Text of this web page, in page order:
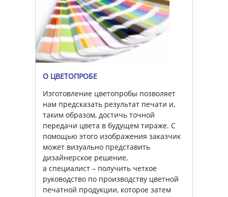
О ЦВЕТОПРОБЕ
Изготовление цветопробы позволяет
нам предсказать результат печати и,
таким образом, достичь точной
передачи цвета в будущем тираже. С
помощью этого изображения заказчик
может визуально представить
дизайнерское решение,
а специалист – получить четкое
руководство по производству цветной
печатной продукции, которое затем